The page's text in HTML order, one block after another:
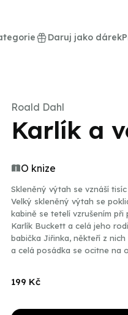
Daruj jako dárek
Roald Dahl
Karlík a
O knize
Skleněný výtah se vznáší
Velký skleněný výtah se
kabině se tetelí vzrušením při
Karlík Buckett a celá jeho
babička Jiřinka, někteří z
a celá posádka se ocitne na
199 Kč